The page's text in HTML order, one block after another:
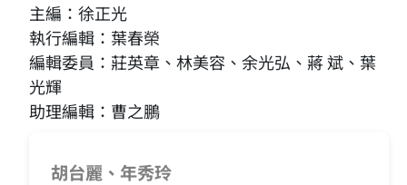
主編：徐正光
執行編輯：葉春榮
編輯委員：莊英章、林美容、余光弘、蔣 斌、葉
光輝
助理編輯：曹之鵬
胡台麗、年秀玲